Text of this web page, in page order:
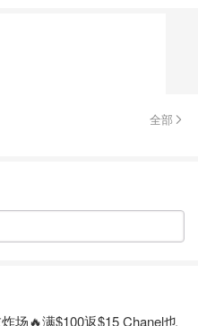
全部
场🔥满$100返$15 Chanel也